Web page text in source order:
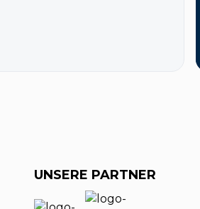
UNSERE PARTNER